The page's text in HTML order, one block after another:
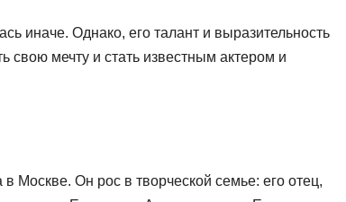
иначе. Однако, его талант и выразительность
свою мечту и стать известным актером и
в Москве. Он рос в творческой семье: его отец,